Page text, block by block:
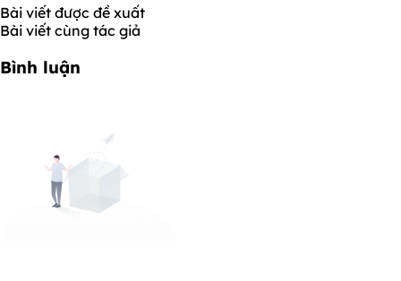
Bài viết được đề xuất
Bài viết cùng tác giả
Bình luận